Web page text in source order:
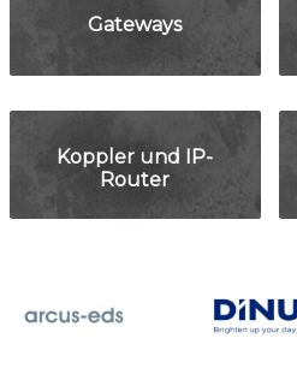
Gateways
Koppler und IP-
Router